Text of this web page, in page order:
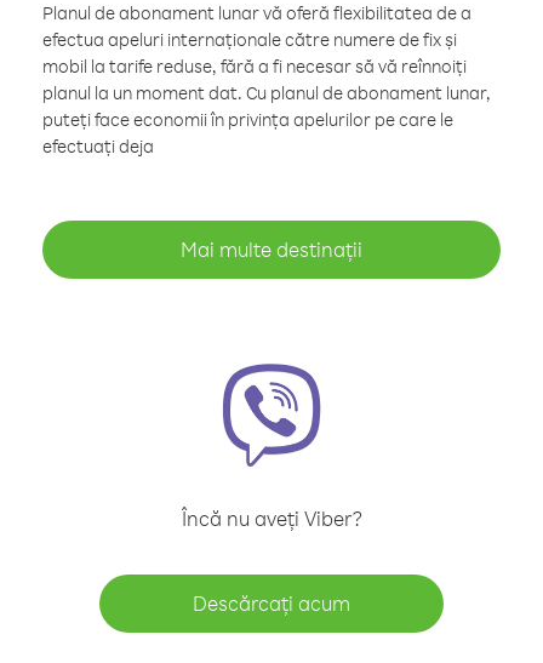
Planul de abonament lunar vă oferă flexibilitatea de a
efectua apeluri internaționale către numere de fix și
mobil la tarife reduse, fără a fi necesar să vă reînnoiți
planul la un moment dat. Cu planul de abonament lunar,
puteți face economii în privința apelurilor pe care le
efectuați deja
Mai multe destinații
Încă nu aveți Viber?
Descărcați acum